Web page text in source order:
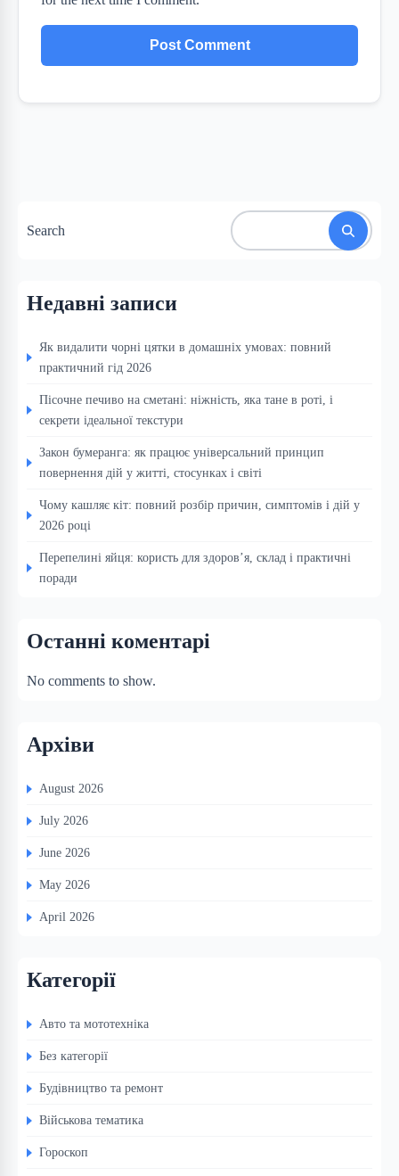
Search
Недавні записи
Як видалити чорні цятки в домашніх умовах: повний
практичний гід 2026
Пісочне печиво на сметані: ніжність, яка тане в роті, і
секрети ідеальної текстури
Закон бумеранга: як працює універсальний принцип
повернення дій у житті, стосунках і світі
Чому кашляє кіт: повний розбір причин, симптомів і дій у
2026 році
Перепелині яйця: користь для здоров’я, склад і практичні
поради
Останні коментарі
No comments to show.
Архіви
August 2026
July 2026
June 2026
May 2026
April 2026
Категорії
Авто та мототехніка
Без категорії
Будівництво та ремонт
Військова тематика
Гороскоп